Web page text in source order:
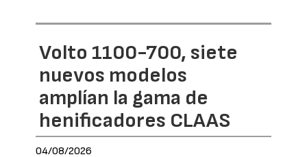
Volto 1100-700, siete
nuevos modelos
amplían la gama de
henificadores CLAAS
04/08/2026